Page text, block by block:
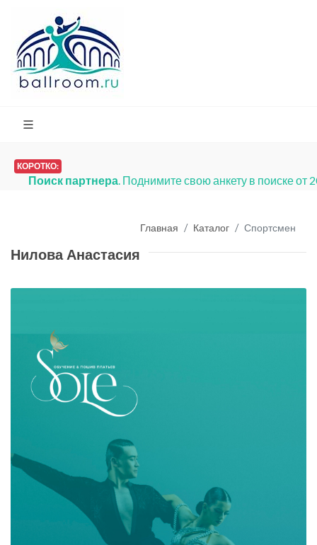
КОРОТКО:
Поиск партнера. Поднимите свою анкету в поиске от
Главная Каталог Спортсмен
Нилова Анастасия